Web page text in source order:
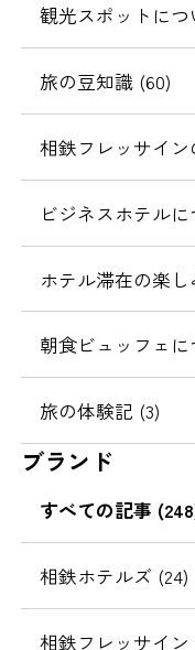
観光スポットにつ
旅の豆知識 (60)
相鉄フレッサイ
ビジネスホテル
ホテル滞在の楽し
朝食ビュッフェに
旅の体験記 (3)
ブランド
すべての記事
相鉄ホテルズ (24)
相鉄フレッサイン